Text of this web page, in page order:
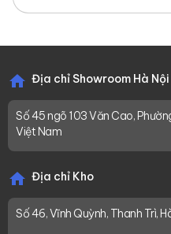
Địa chỉ Showroom Hà Nội
Số 45 ngõ 103 Văn Cao,
Việt Nam
Địa chỉ Kho
Số 46, Vĩnh Quỳnh, Thanh Trì,